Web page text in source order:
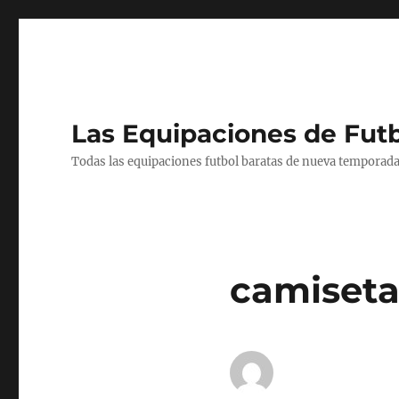
Las Equipaciones de
Todas las equipaciones futbol baratas de nueva